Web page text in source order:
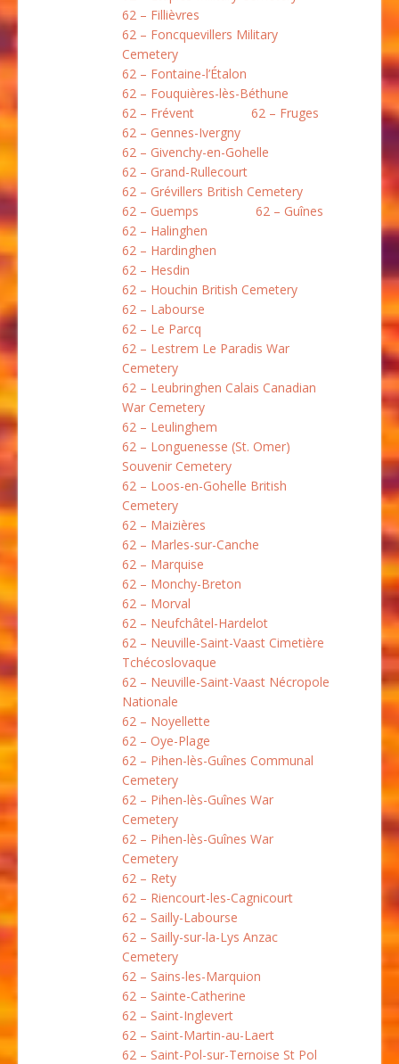
62 – Fillièvres
62 – Foncquevillers Military
Cemetery
62 – Fontaine-l’Étalon
62 – Fouquières-lès-Béthune
62 – Frévent
62 – Fruges
62 – Gennes-Ivergny
62 – Givenchy-en-Gohelle
62 – Grand-Rullecourt
62 – Grévillers British Cemetery
62 – Guemps
62 – Guînes
62 – Halinghen
62 – Hardinghen
62 – Hesdin
62 – Houchin British Cemetery
62 – Labourse
62 – Le Parcq
62 – Lestrem Le Paradis War
Cemetery
62 – Leubringhen Calais Canadian
War Cemetery
62 – Leulinghem
62 – Longuenesse (St. Omer)
Souvenir Cemetery
62 – Loos-en-Gohelle British
Cemetery
62 – Maizières
62 – Marles-sur-Canche
62 – Marquise
62 – Monchy-Breton
62 – Morval
62 – Neufchâtel-Hardelot
62 – Neuville-Saint-Vaast Cimetière
Tchécoslovaque
62 – Neuville-Saint-Vaast Nécropole
Nationale
62 – Noyellette
62 – Oye-Plage
62 – Pihen-lès-Guînes Communal
Cemetery
62 – Pihen-lès-Guînes War
Cemetery
62 – Pihen-lès-Guînes War
Cemetery
62 – Rety
62 – Riencourt-les-Cagnicourt
62 – Sailly-Labourse
62 – Sailly-sur-la-Lys Anzac
Cemetery
62 – Sains-les-Marquion
62 – Sainte-Catherine
62 – Saint-Inglevert
62 – Saint-Martin-au-Laert
62 – Saint-Pol-sur-Ternoise St Pol